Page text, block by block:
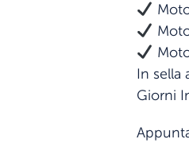
In sella
Giorni